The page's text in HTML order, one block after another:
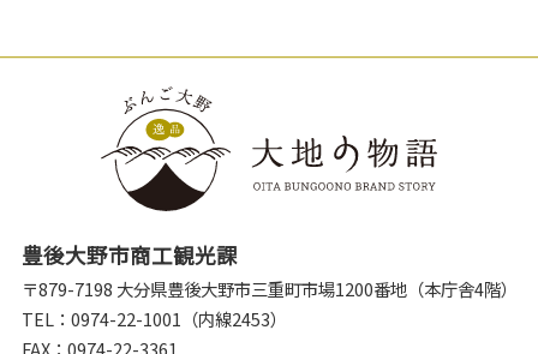
豊後大野市商工観光課
〒879-7198 大分県豊後大野市三重町市場1200番地（本庁舎4階）
TEL：0974-22-1001（内線2453）
FAX：0974-22-3361